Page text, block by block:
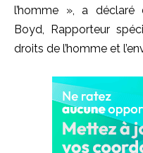
l’homme », a
Boyd, Rapporteur
droits de l’homme et